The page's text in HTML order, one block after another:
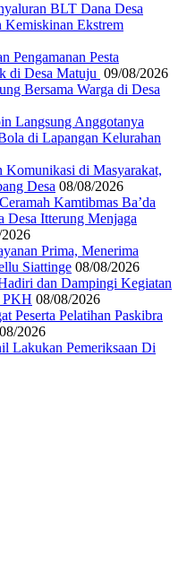
BLT Dana Desa
Kemiskinan Ekstrem
Pengamanan Pesta
di Desa Matuju
09/08/2026
Bersama Warga di Desa
Langsung Anggotanya
di Lapangan Kelurahan
Komunikasi di Masyarakat,
Desa 08/08/2026
Kamtibmas Ba’da
Desa Itterung Menjaga
Prima, Menerima
Siattinge 08/08/2026
dan Dampingi Kegiatan
PKH 08/08/2026
Peserta Pelatihan Paskibra
2026
Lakukan Pemeriksaan Di